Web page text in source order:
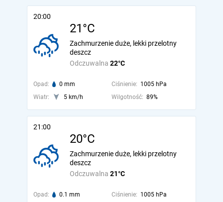
20:00
21°C
Odczuwalna 22°C
Zachmurzenie duże, lekki przelotny
deszcz
Opad: 0 mm Ciśnienie: 1005 hPa
Wiatr:
5 km/h Wilgotność: 89%
21:00
20°C
Odczuwalna 21°C
Zachmurzenie duże, lekki przelotny
deszcz
Opad: 0.1 mm Ciśnienie: 1005 hPa